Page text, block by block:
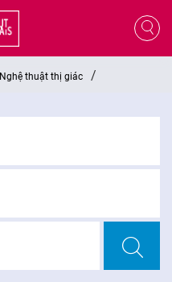
Nghệ thuật thị giác /